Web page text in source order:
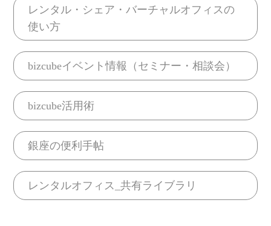
レンタル・シェア・バーチャルオフィスの
使い方
bizcubeイベント情報（セミナー・相談会）
bizcube活用術
銀座の便利手帖
レンタルオフィス_共有ライブラリ